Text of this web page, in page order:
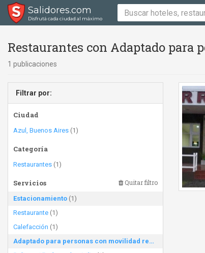
Salidores.com
Disfrutá cada ciudad al máximo
Restaurantes con Adaptado
1 publicaciones
Filtrar por:
Ciudad
Azul, Buenos Aires (1)
Categoría
Restaurantes (1)
Servicios Quitar filtro
Estacionamiento (1)
Restaurante (1)
Calefacción (1)
Adaptado para personas con movilidad reducida